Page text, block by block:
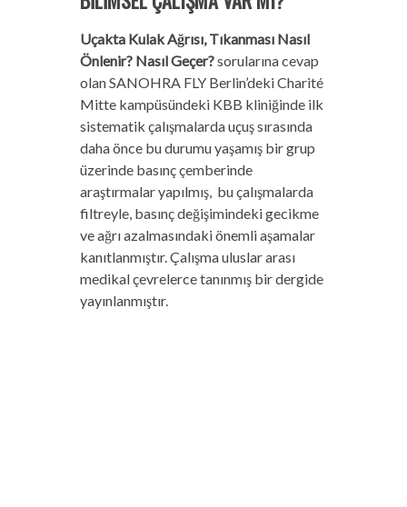
Uçakta Kulak Ağrısı, Tıkanması Nasıl
Önlenir? Nasıl Geçer?sorularına cevap
olan SANOHRA FLY Berlin’deki Charité
Mitte kampüsündeki KBB kliniğinde ilk
sistematik çalışmalarda uçuş sırasında
daha önce bu durumu yaşamış bir grup
üzerinde basınç çemberinde
araştırmalar yapılmış, bu çalışmalarda
filtreyle, basınç değişimindeki gecikme
ve ağrı azalmasındaki önemli aşamalar
kanıtlanmıştır. Çalışma uluslar arası
medikal çevrelerce tanınmış bir dergide
yayınlanmıştır.